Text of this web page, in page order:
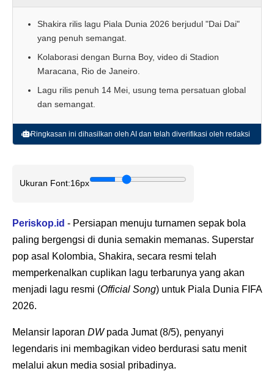
Shakira rilis lagu Piala Dunia 2026 berjudul "Dai Dai"
yang penuh semangat.
Kolaborasi dengan Burna Boy, video di Stadion
Maracana, Rio de Janeiro.
Lagu rilis penuh 14 Mei, usung tema persatuan global
dan semangat.
Ringkasan ini dihasilkan oleh AI dan telah diverifikasi oleh redaksi
Ukuran Font:16px
Periskop.id - Persiapan menuju turnamen sepak bola
paling bergengsi di dunia semakin memanas. Superstar
pop asal Kolombia, Shakira, secara resmi telah
memperkenalkan cuplikan lagu terbarunya yang akan
menjadi lagu resmi (Official Song) untuk Piala Dunia FIFA
2026.
Melansir laporan DWpada Jumat (8/5), penyanyi
legendaris ini membagikan video berdurasi satu menit
melalui akun media sosial pribadinya.